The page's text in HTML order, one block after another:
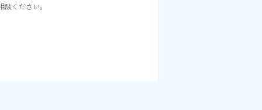
ください。